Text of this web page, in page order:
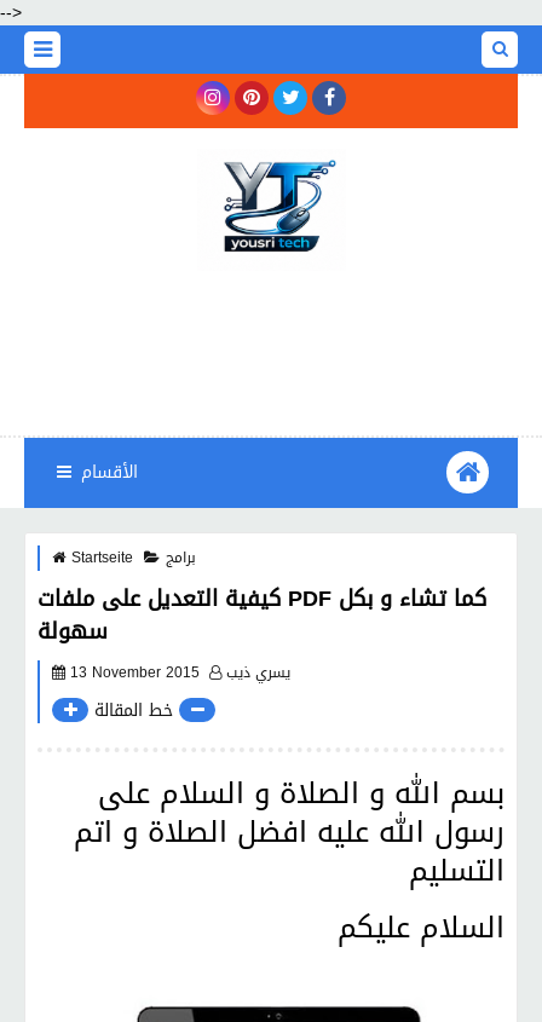
-->
الأقسام
Startseite برامج
كيفية التعديل على ملفات PDF كما تشاء و بكل
سهولة
13 November 2015 يسري ذيب
خط المقالة
بسم الله و الصلاة و السلام على
رسول الله عليه افضل الصلاة و اتم
التسليم
السلام عليكم